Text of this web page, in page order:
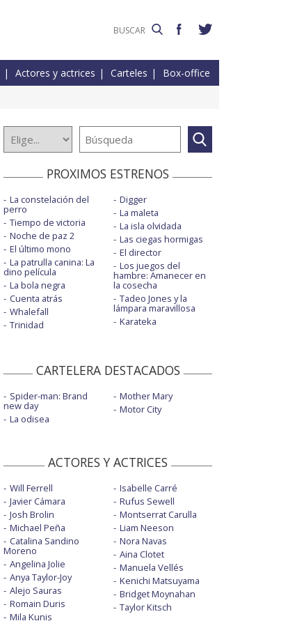
Actores y actrices Carteles Box-office
PROXIMOS ESTRENOS
La constelación del
perro
Tiempo de victoria
Noche de paz 2
El último mono
La patrulla canina: La
dino película
La bola negra
Cuenta atrás
Whalefall
Trinidad
Digger
La maleta
La isla olvidada
Las ciegas hormigas
El director
Los juegos del
hambre: Amanecer en
la cosecha
Tadeo Jones y la
lámpara maravillosa
Karateka
CARTELERA DESTACADOS
Spider-man: Brand
new day
La odisea
Mother Mary
Motor City
ACTORES Y ACTRICES
Will Ferrell
Javier Cámara
Josh Brolin
Michael Peña
Catalina Sandino
Moreno
Angelina Jolie
Anya Taylor-Joy
Alejo Sauras
Romain Duris
Mila Kunis
Isabelle Carré
Rufus Sewell
Montserrat Carulla
Liam Neeson
Nora Navas
Aina Clotet
Manuela Vellés
Kenichi Matsuyama
Bridget Moynahan
Taylor Kitsch